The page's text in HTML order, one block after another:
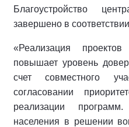
Благоустройство
завершено в
«Реализация
повышает уровень
счет совместного
согласовании
реализации
населения в решении